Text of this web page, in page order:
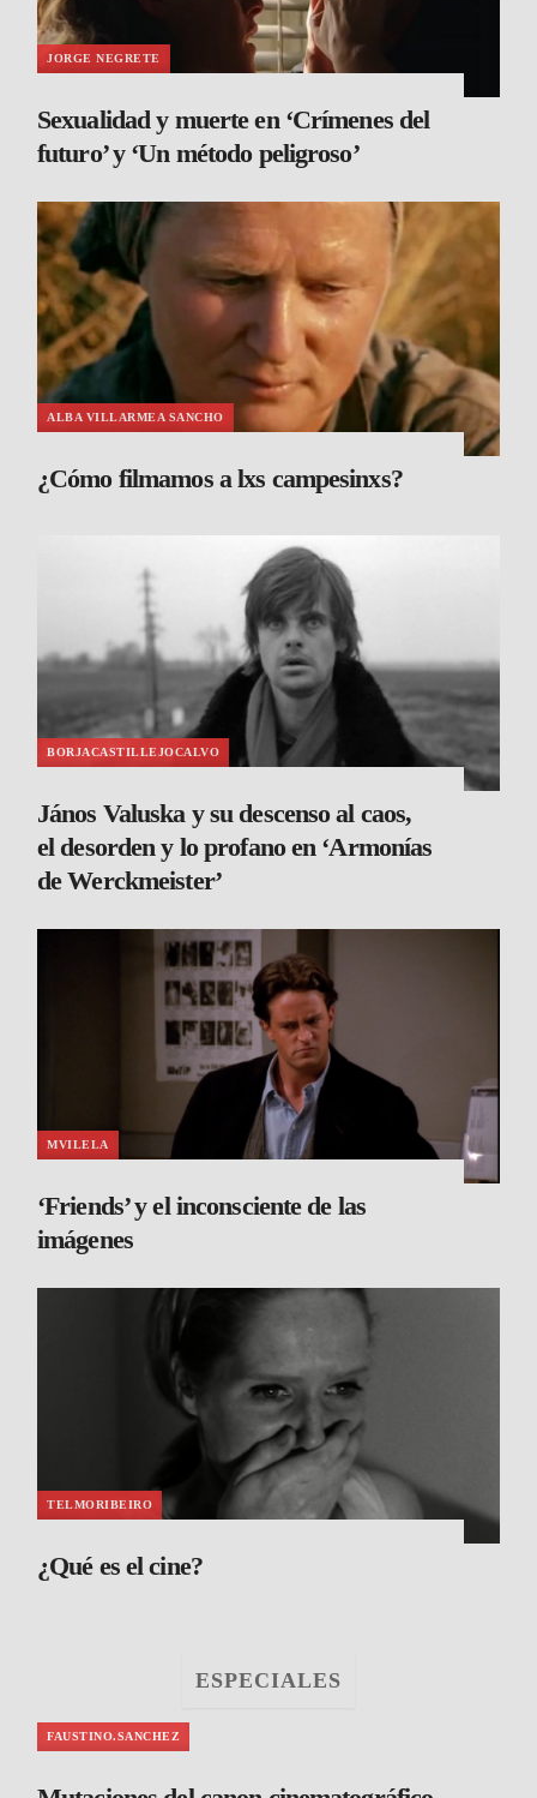
JORGE NEGRETE
Sexualidad y muerte en ‘Crímenes del
futuro’ y ‘Un método peligroso’
ALBA VILLARMEA SANCHO
¿Cómo filmamos a lxs campesinxs?
BORJACASTILLEJOCALVO
János Valuska y su descenso al caos,
el desorden y lo profano en ‘Armonías
de Werckmeister’
MVILELA
‘Friends’ y el inconsciente de las
imágenes
TELMORIBEIRO
¿Qué es el cine?
ESPECIALES
FAUSTINO.SANCHEZ